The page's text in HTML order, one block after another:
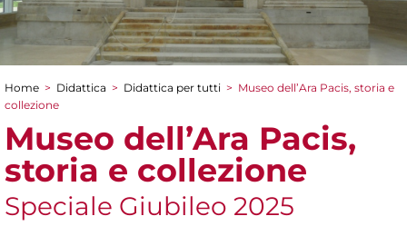
Tu sei qui
Home > Didattica > Didattica per tutti > Museo dell’Ara Pacis, storia e
collezione
Museo dell’Ara Pacis,
storia e collezione
Speciale Giubileo 2025